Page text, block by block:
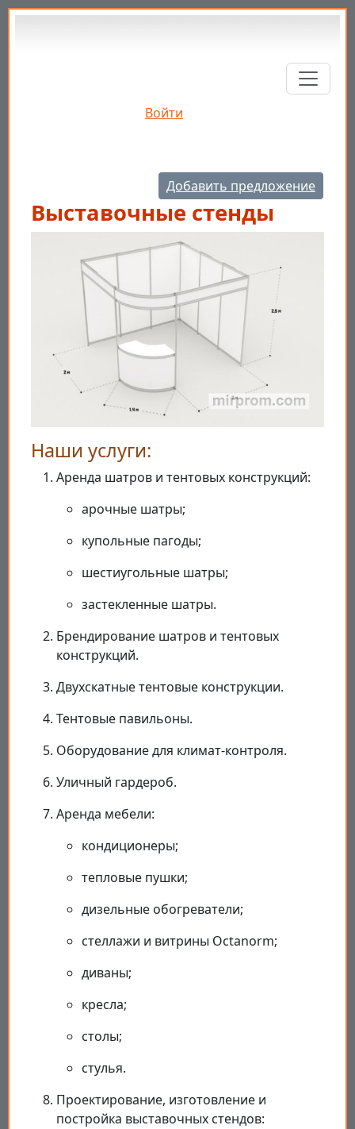
Перейти к основному содержанию
Войти
Добавить предложение
Выставочные стенды
Наши услуги:
Аренда шатров и тентовых конструкций:
арочные шатры;
купольные пагоды;
шестиугольные шатры;
застекленные шатры.
Брендирование шатров и тентовых
конструкций.
Двухскатные тентовые конструкции.
Тентовые павильоны.
Оборудование для климат-контроля.
Уличный гардероб.
Аренда мебели:
кондиционеры;
тепловые пушки;
дизельные обогреватели;
стеллажи и витрины Octanorm;
диваны;
кресла;
столы;
стулья.
Проектирование, изготовление и
постройка выставочных стендов: